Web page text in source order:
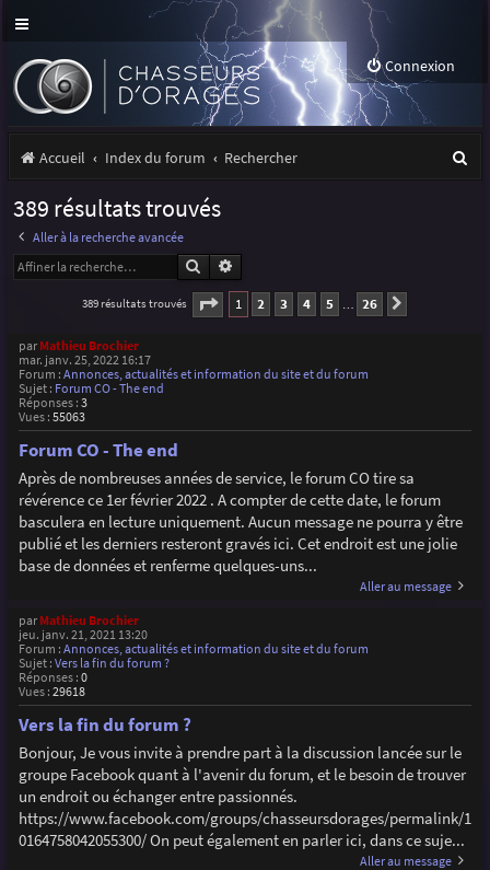
Connexion
Accueil Index du forum Rechercher
389 résultats trouvés
Aller à la recherche avancée
Rechercher
389 résultats trouvés Page 1sur
1 2 3 4 5 … 26
par Mathieu Brochier
mar. janv. 25, 2022 16:17
Forum : Annonces, actualités et information du site et du forum
Sujet : Forum CO - The end
Réponses : 3
Vues : 55063
Forum CO - The end
Après de nombreuses années de service, le forum CO tire sa
révérence ce 1er février 2022 . A compter de cette date, le forum
basculera en lecture uniquement. Aucun message ne pourra y être
publié et les derniers resteront gravés ici. Cet endroit est une jolie
base de données et renferme quelques-uns...
Aller au message
par Mathieu Brochier
jeu. janv. 21, 2021 13:20
Forum : Annonces, actualités et information du site et du forum
Sujet : Vers la fin du forum ?
Réponses : 0
Vues : 29618
Vers la fin du forum ?
Bonjour, Je vous invite à prendre part à la discussion lancée sur le
groupe Facebook quant à l'avenir du forum, et le besoin de trouver
un endroit ou échanger entre passionnés.
https://www.facebook.com/groups/chasseursdorages/permalink/1
0164758042055300/ On peut également en parler ici, dans ce suje...
Aller au message